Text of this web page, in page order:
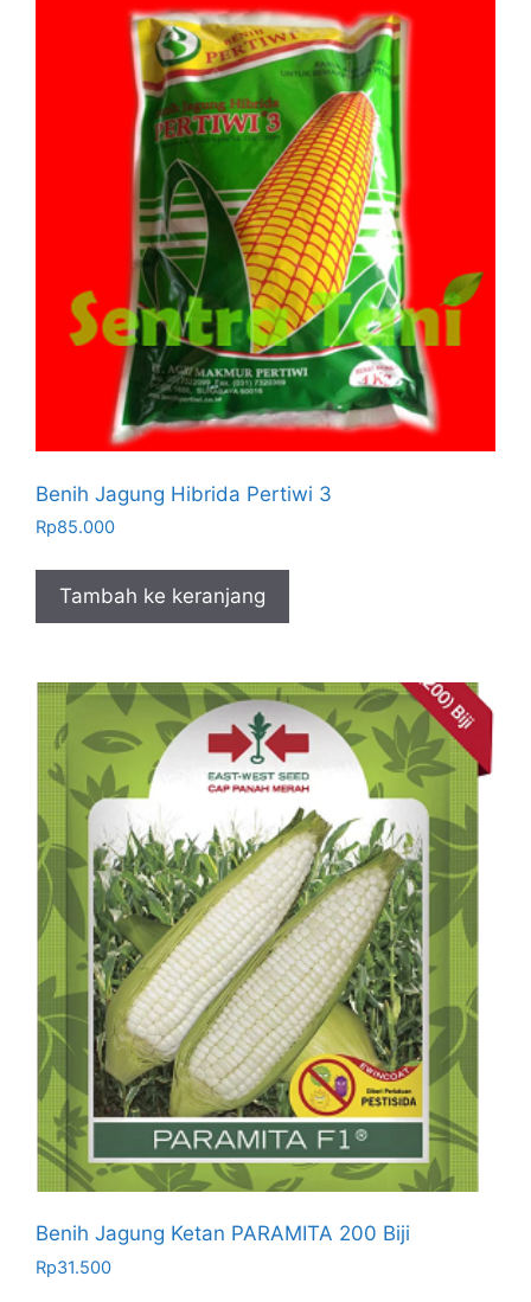
Benih Jagung Hibrida Pertiwi 3
Rp85.000
Tambah ke keranjang
Benih Jagung Ketan PARAMITA 200 Biji
Rp31.500